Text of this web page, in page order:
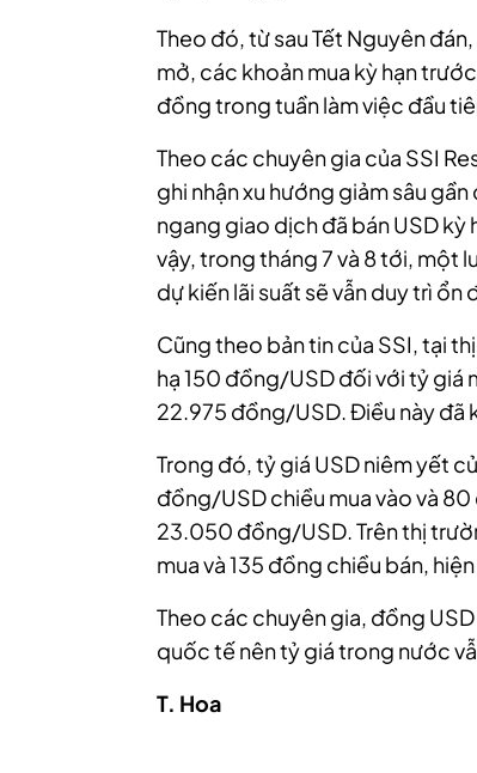
Theo đó, từ sau Tết Nguyên
mở, các khoản mua kỳ hạn
đồngtrong tuần làm việc đầu
Theo các chuyên gia của SSI
ghi nhận xu hướng giảm sâu
ngang giao dịch đã bán USD
vậy, trong tháng 7 và 8 tới, một
dự kiến lãi suất sẽ vẫn duy trì ổn
Cũng theo bản tin của SSI, tại
hạ 150 đồng/USD đối với tỷ giá
22.975 đồng/USD. Điều này đã
Trong đó, tỷ giá USD niêm yết
đồng/USD chiều mua vào và
23.050 đồng/USD. Trên thị
mua và 135 đồng chiều bán,
Theo các chuyên gia, đồng
quốc tế nên tỷ giá trong nước
T. Hoa